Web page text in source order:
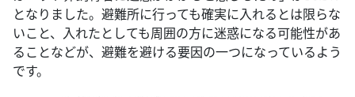
となりました。避難所に行っても確実に入れるとは限らな
いこと、入れたとしても周囲の方に迷惑になる可能性があ
ることなどが、避難を避ける要因の一つになっているよう
です。